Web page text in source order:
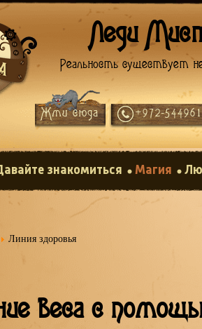
Леди
Реальность существует
Жми сюда +972-
знакомиться Магия
Линия здоровья
веса с